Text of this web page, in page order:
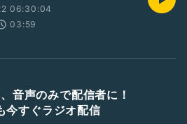
06:30:04
03:59
音声のみで配信者に！
今すぐラジオ配信